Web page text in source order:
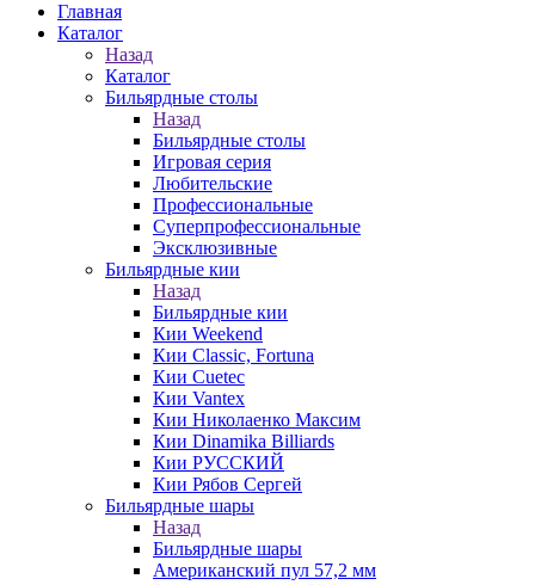
Главная
Каталог
Назад
Каталог
Бильярдные столы
Назад
Бильярдные столы
Игровая серия
Любительские
Профессиональные
Суперпрофессиональные
Эксклюзивные
Бильярдные кии
Назад
Бильярдные кии
Кии Weekend
Кии Classic, Fortuna
Кии Cuetec
Кии Vantex
Кии Николаенко Максим
Кии Dinamika Billiards
Кии РУССКИЙ
Кии Рябов Сергей
Бильярдные шары
Назад
Бильярдные шары
Американский пул 57,2 мм